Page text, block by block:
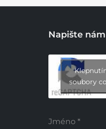
Napište nám
soubory
Jméno *